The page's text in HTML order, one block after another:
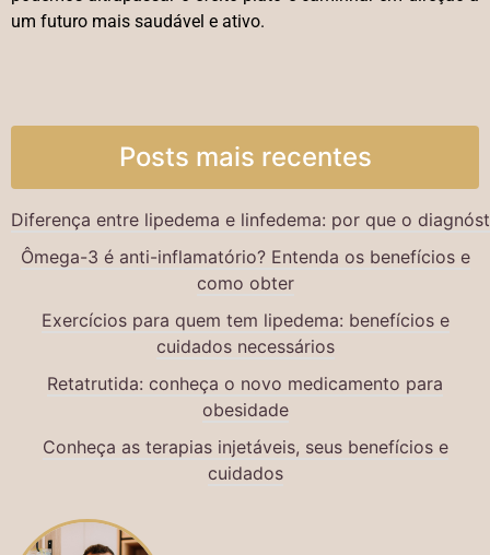
um futuro mais saudável e ativo.
Posts mais recentes
Diferença entre lipedema e linfedema: por que o
Ômega-3 é anti-inflamatório? Entenda os benefícios e
como obter
Exercícios para quem tem lipedema: benefícios e
cuidados necessários
Retatrutida: conheça o novo medicamento para
obesidade
Conheça as terapias injetáveis, seus benefícios e
cuidados